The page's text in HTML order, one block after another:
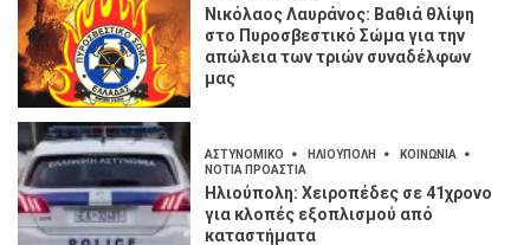
Νικόλαος Λαυράνος: Βαθιά θλίψη
στο Πυροσβεστικό Σώμα για την
απώλεια των τριών συναδέλφων
μας
ΑΣΤΥΝΟΜΙΚΟ ΗΛΙΟΥΠΟΛΗ
ΚΟΙΝΩΝΙΑ
ΝΟΤΙΑ ΠΡΟΑΣΤΙΑ
Ηλιούπολη: Χειροπέδες σε 41χρονο
για κλοπές εξοπλισμού από
καταστήματα